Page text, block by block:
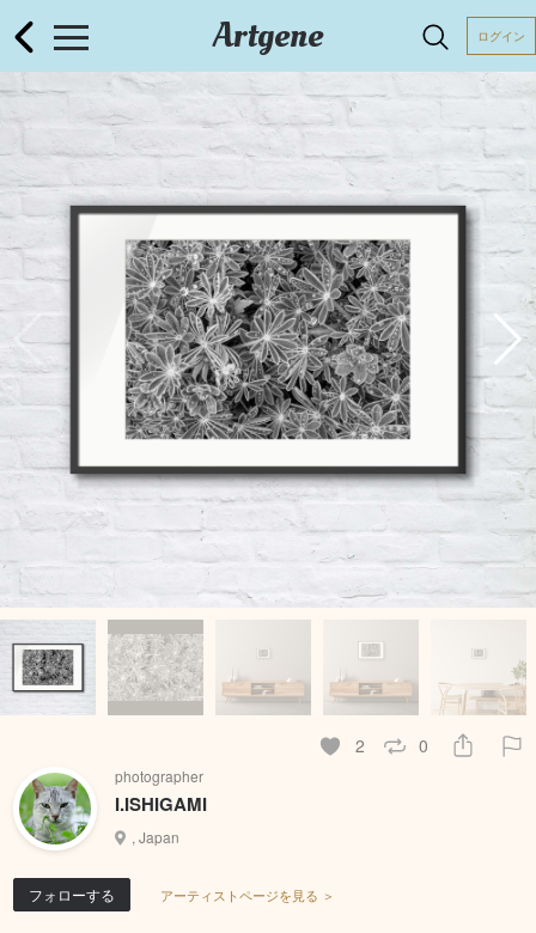
Artgene ログイン
2 0
photographer
I.ISHIGAMI
, Japan
フォローする アーティストページを見る ＞